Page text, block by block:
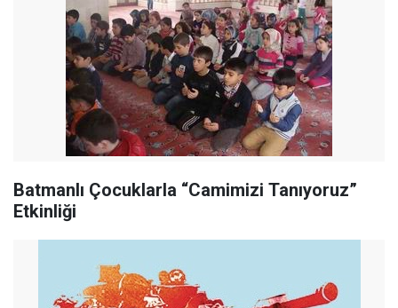
Batmanlı Çocuklarla “Camimizi Tanıyoruz”
Etkinliği